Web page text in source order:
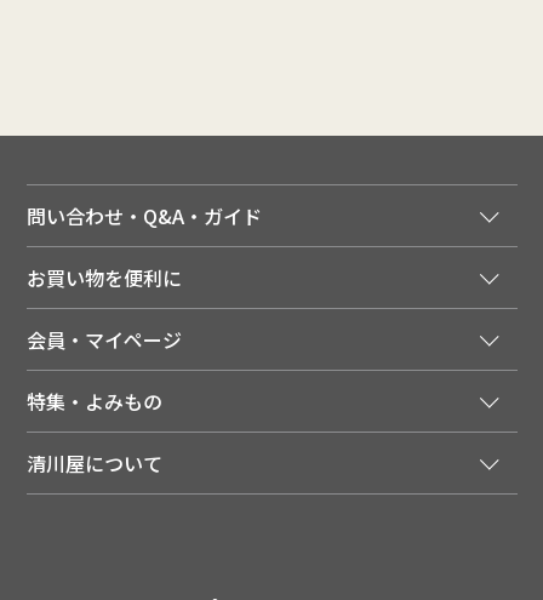
問い合わせ・Q&A・ガイド
ご利用ガイド
領収書について
送料について
配達日について
返品について
お買い物を便利に
季節のカタログを無料でお届け
店舗・ECポイント共通アプリ
LINEお友だち登録
会員・マイページ
会員特典について
注文履歴
特集・よみもの
メディア掲載商品
清川屋について